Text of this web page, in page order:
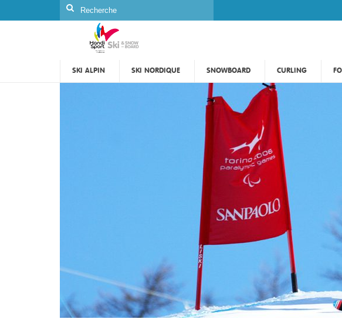
Rechercher
SKI ALPIN SKI NORDIQUE SNOWBOARD CURLING